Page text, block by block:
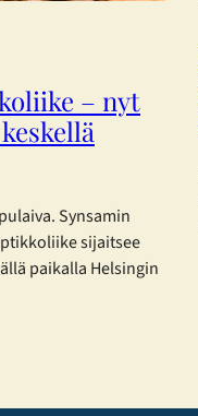
– nyt
Synsamin
sijaitsee
paikalla Helsingin